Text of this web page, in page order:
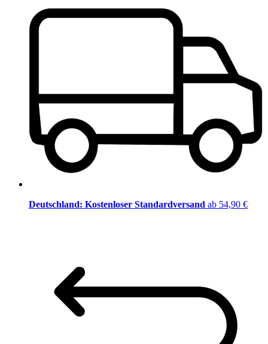
Deutschland: Kostenloser Standardversand ab 54,90 €